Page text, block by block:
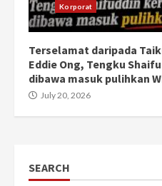
Korporat
Terselamat daripada
Eddie Ong, Tengku
dibawa masuk pulihkan
July 20, 2026
SEARCH